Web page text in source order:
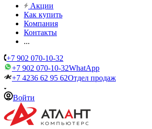
Акции
Как купить
Компания
Контакты
...
+7 902 070-10-32
+7 902 070-10-32WhatApp
+7 4236 62 95 62Отдел продаж
Войти